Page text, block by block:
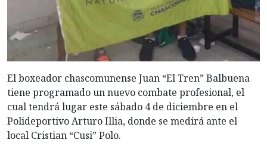
El boxeador chascomunense Juan “El Tren” Balbuena
tiene programado un nuevo combate profesional, el
cual tendrá lugar este sábado 4 de diciembre en el
Polideportivo Arturo Illia, donde se medirá ante el
local Cristian “Cusi” Polo.